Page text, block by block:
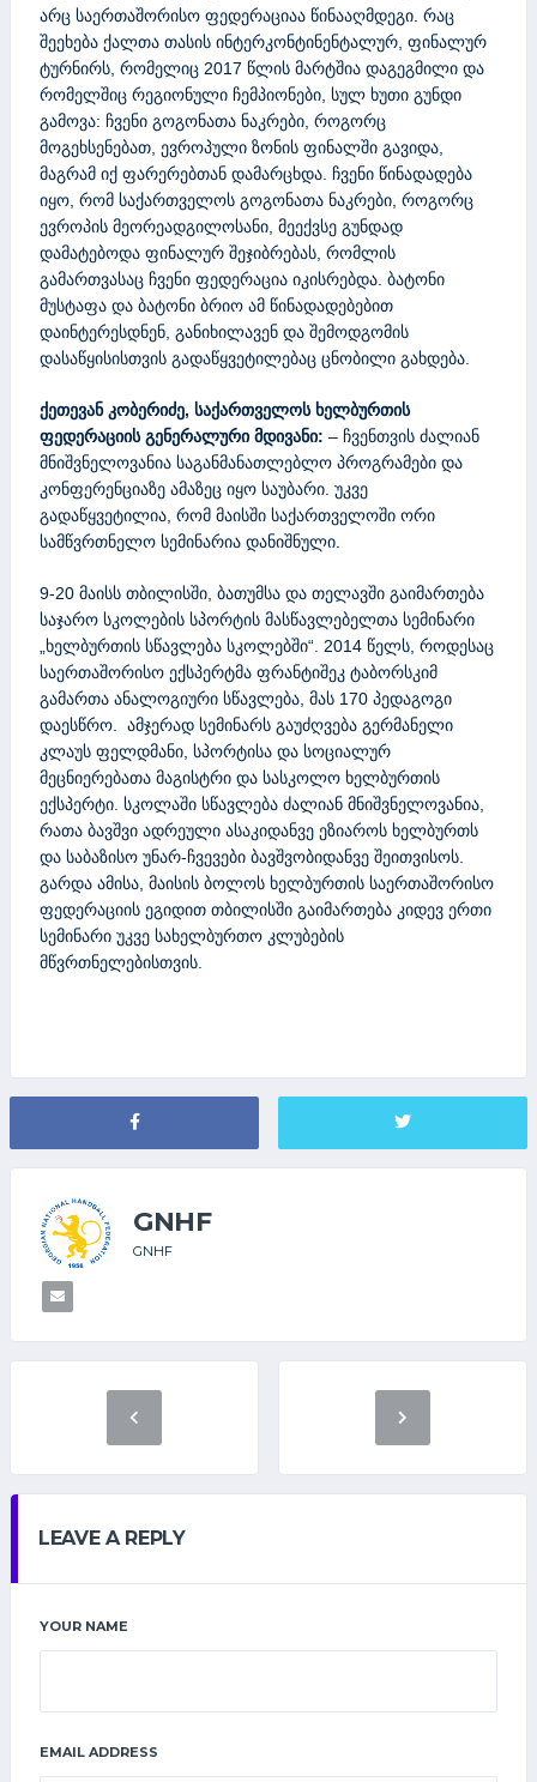
არც საერთაშორისო ფედერაციაა წინააღმდეგი. რაც
შეეხება ქალთა თასის ინტერკონტინენტალურ, ფინალურ
ტურნირს, რომელიც 2017 წლის მარტშია დაგეგმილი და
რომელშიც რეგიონული ჩემპიონები, სულ ხუთი გუნდი
გამოვა: ჩვენი გოგონათა ნაკრები, როგორც
მოგეხსენებათ, ევროპული ზონის ფინალში გავიდა,
მაგრამ იქ ფარერებთან დამარცხდა. ჩვენი წინადადება
იყო, რომ საქართველოს გოგონათა ნაკრები, როგორც
ევროპის მეორეადგილოსანი, მეექვსე გუნდად
დამატებოდა ფინალურ შეჯიბრებას, რომლის
გამართვასაც ჩვენი ფედერაცია იკისრებდა. ბატონი
მუსტაფა და ბატონი ბრიო ამ წინადადებებით
დაინტერესდნენ, განიხილავენ და შემოდგომის
დასაწყისისთვის გადაწყვეტილებაც ცნობილი გახდება.
ქეთევან კობერიძე, საქართველოს ხელბურთის
ფედერაციის გენერალური მდივანი: – ჩვენთვის ძალიან
მნიშვნელოვანია საგანმანათლებლო პროგრამები და
კონფერენციაზე ამაზეც იყო საუბარი. უკვე
გადაწყვეტილია, რომ მაისში საქართველოში ორი
სამწვრთნელო სემინარია დანიშნული.
9-20 მაისს თბილისში, ბათუმსა და თელავში გაიმართება
საჯარო სკოლების სპორტის მასწავლებელთა სემინარი
„ხელბურთის სწავლება სკოლებში“. 2014 წელს, როდესაც
საერთაშორისო ექსპერტმა ფრანტიშეკ ტაბორსკიმ
გამართა ანალოგიური სწავლება, მას 170 პედაგოგი
დაესწრო. ამჯერად სემინარს გაუძღვება გერმანელი
კლაუს ფელდმანი, სპორტისა და სოციალურ
მეცნიერებათა მაგისტრი და სასკოლო ხელბურთის
ექსპერტი. სკოლაში სწავლება ძალიან მნიშვნელოვანია,
რათა ბავშვი ადრეული ასაკიდანვე ეზიაროს ხელბურთს
და საბაზისო უნარ-ჩვევები ბავშვობიდანვე შეითვისოს.
გარდა ამისა, მაისის ბოლოს ხელბურთის საერთაშორისო
ფედერაციის ეგიდით თბილისში გაიმართება კიდევ ერთი
სემინარი უკვე სახელბურთო კლუბების
მწვრთნელებისთვის.
GNHF
GNHF
LEAVE A REPLY
YOUR NAME
EMAIL ADDRESS